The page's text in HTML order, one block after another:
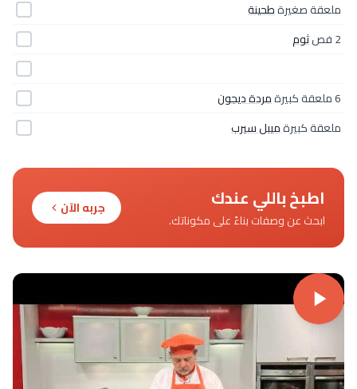
ملعقة صغيرةطحينة
2 فص
ثوم
6 ملعقة كبيرة
مردة ديجون
ملعقة كبيرةميبل سيرب
اطبخ باللي عندك
ابحث عن وصفات بناءً على مكوناتك.
جربه الآن